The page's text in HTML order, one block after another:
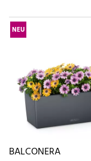
NEU
BALCONERA